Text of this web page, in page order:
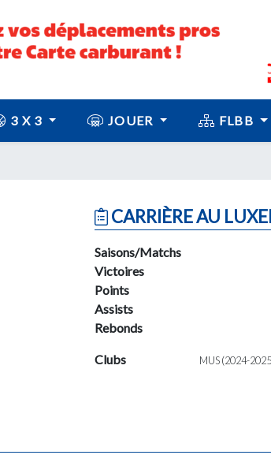
3 X 3 JOUER FLBB
CARRIÈRE AU
Saisons/Matchs
Victoires
Points
Assists
Rebonds
Clubs MUS (2024-